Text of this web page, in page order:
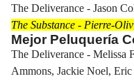
The Deliverance - Jason
The Substance - Pierre-
Mejor Peluquería
The Deliverance - Melissa
Ammons, Jackie Noel,